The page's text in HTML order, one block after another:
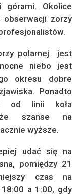
górami. Okolice
obserwacji zorzy
polarnej jest
niebo jest
okresu dobre
Ponadto
od linii koła
że szanse na
wyższe.
udać się na
pomiędzy 21
czas na
a 1:00, gdy